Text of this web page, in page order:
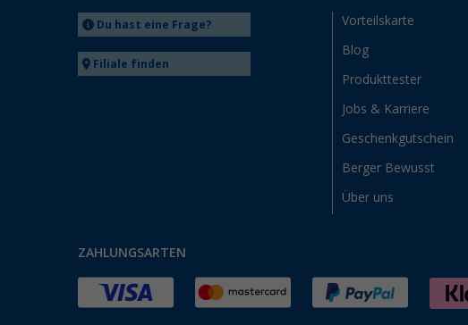
Du hast eine Frage?
Filiale finden
Vorteilskarte
Blog
Produkttester
Jobs & Karriere
Geschenkgutschein
Berger Bewusst
Über uns
ZAHLUNGSARTEN